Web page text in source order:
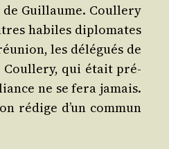
Guillaume. Coul­le­ry
habiles diplo­mates
les délé­gués de
Coul­le­ry, qui était pré­
ne se fera jamais.
rédige d’un com­mun